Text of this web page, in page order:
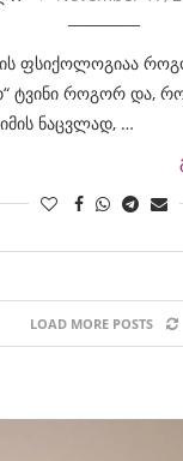
ფსიქოლოგიაა
ტვინი როგორ და,
ნაცვლად, …
LOAD MORE POSTS